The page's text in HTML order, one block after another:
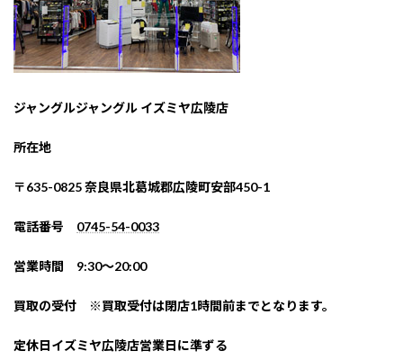
ジャングルジャングル イズミヤ広陵店
所在地
〒635-0825 奈良県北葛城郡広陵町安部450-1
電話番号 0745-54-0033
営業時間 9:30～20:00
買取の受付 ※買取受付は閉店1時間前までとなります。
定休日イズミヤ広陵店営業日に準ずる